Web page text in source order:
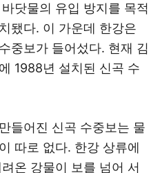
닷물의 유입 방지를 목적
됐다. 이 가운데 한강은
중보가 들어섰다. 현재 김
1988년 설치된 신곡 수
들어진 신곡 수중보는 물
따로 없다. 한강 상류에
온 강물이 보를 넘어 서